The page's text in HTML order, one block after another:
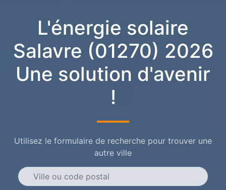
L'énergie solaire
Salavre (01270) 2026
Une solution d'avenir
!
Utilisez le formulaire de recherche pour trouver une
autre ville